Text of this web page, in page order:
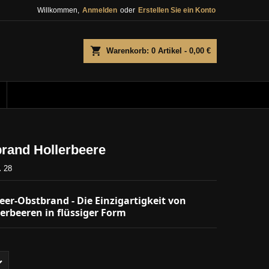
Willkommen, Anmelden oder Erstellen Sie ein Konto
Warenkorb 0 Artikel - 0,00 €
Hollerbeere
28
Obstbrand - Die Einzigartigkeit von
in flüssiger Form